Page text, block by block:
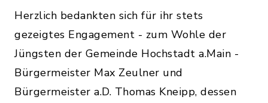
Herzlich bedankten sich für ihr stets
gezeigtes Engagement - zum Wohle der
Jüngsten der Gemeinde Hochstadt a.Main -
Bürgermeister Max Zeulner und
Bürgermeister a.D. Thomas Kneipp, dessen